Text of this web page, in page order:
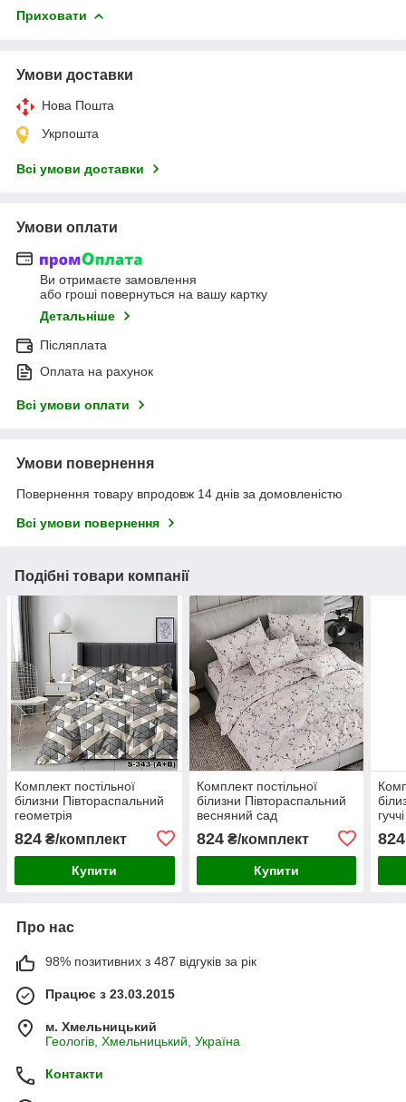
Приховати
Умови доставки
Нова Пошта
Укрпошта
Всі умови доставки
Умови оплати
Ви отримаєте замовлення
або гроші повернуться на вашу картку
Детальніше
Післяплата
Оплата на рахунок
Всі умови оплати
Умови повернення
Повернення товару впродовж 14 днів за домовленістю
Всі умови повернення
Подібні товари компанії
Комплект постільної
білизни Півтораспальний
геометрія
824 ₴/комплект
Купити
Комплект постільної
білизни Півтораспальний
весняний сад
824₴/комплект
Купити
824
Про нас
98% позитивних з 487 відгуків за рік
Працює з 23.03.2015
м. Хмельницький
Геологів, Хмельницький, Україна
Контакти